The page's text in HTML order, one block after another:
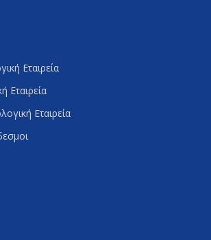
Εταιρεία
Εταιρεία
Εταιρεία